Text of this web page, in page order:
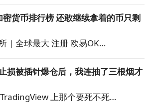
货币排行榜 还敢继续拿着的币只剩
| 全球最大 注册 欧易OK…
损被插针爆仓后，我连抽了三根烟才
上那个要死不死…